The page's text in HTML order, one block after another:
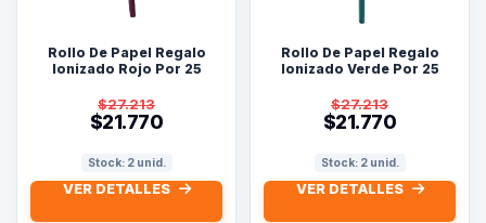
Rollo De Papel Regalo
Ionizado Rojo Por 25
$27.213
$21.770
Stock: 2 unid.
VER DETALLES
Rollo De Papel Regalo
Ionizado Verde Por 25
$27.213
$21.770
Stock: 2 unid.
VER DETALLES